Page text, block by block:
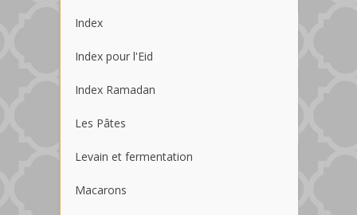
Index
Index pour l'Eid
Index Ramadan
Les Pâtes
Levain et fermentation
Macarons